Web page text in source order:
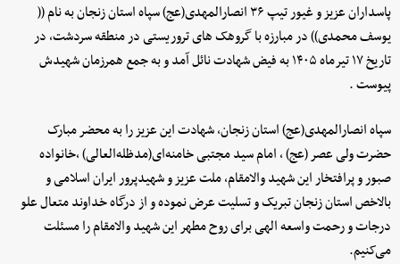
پاسداران عزیز و غیور تیپ ۳۶ انصارالمهدی(عج) سپاه استان زنجان به نام ((
یوسف محمدی)) در مبارزه با گروهک های تروریستی در منطقه سردشت، در
تاریخ ۱۷ تیرماه ۱۴۰۵ به فیض شهادت نائل آمد و به جمع همرزمان شهیدش
پیوست .
سپاه انصارالمهدی(عج) استان زنجان، شهادت این عزیز را به محضر مبارک
حضرت ولی عصر (عج) ، امام سید مجتبی خامنه‌ای(مدظله‌العالی) ،خانواده‌
صبور و پرافتخار این شهید والامقام، ملت عزیز و شهیدپرور ایران اسلامی و
بالاخص استان زنجان تبریک و تسلیت عرض نموده و از درگاه خداوند متعال علو
درجات و رحمت واسعه الهی برای روح مطهر این شهید والامقام را مسئلت
می‌کنیم.